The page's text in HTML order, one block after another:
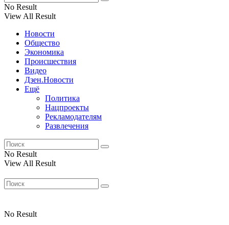
No Result
View All Result
Новости
Общество
Экономика
Происшествия
Видео
Дзен.Новости
Ещё
Политика
Нацпроекты
Рекламодателям
Развлечения
No Result
View All Result
No Result